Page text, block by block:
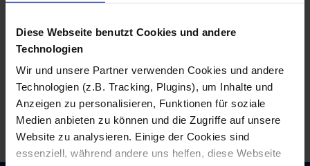
Diese Webseite benutzt Cookies und andere
Technologien
Wir und unsere Partner verwenden Cookies und andere
Technologien (z.B. Tracking, Plugins), um Inhalte und
Anzeigen zu personalisieren, Funktionen für soziale
Medien anbieten zu können und die Zugriffe auf unsere
Website zu analysieren. Einige der Cookies sind
essenziell, während andere uns helfen, diese Webseite
freuen wir uns auf Ihre Bewerbung.
Senden Sie uns Ihre Unterlagen per E-Mail an
info@fe-bis.de.
Jetzt bewerben